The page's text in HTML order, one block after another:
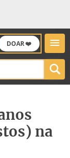
DOAR ❤️
na